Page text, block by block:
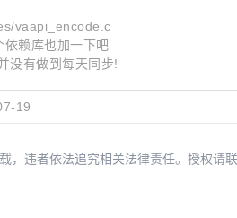
vaapi_encode.c
赖库也加一下吧
没有做到每天同步!
use batch_size in DnnContext
hevc: add SSE2 and AVX
19
，违者依法追究相关法律责任。授权请